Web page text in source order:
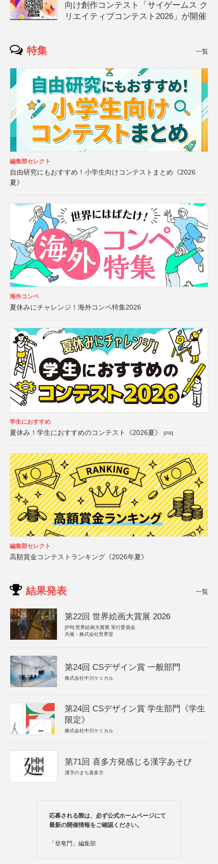
向け創作コンテスト「サイゲームス ク
リエイティブコンテスト2026」が開催
特集 一覧
編集部セレクト
自由研究にもおすすめ！小学生向けコンテストまとめ《2026
夏》
海外コンペ
夏休みにチャレンジ！海外コンペ特集2026
学生におすすめ
夏休み！学生におすすめのコンテスト《2026夏》 [PR]
編集部セレクト
高額賞金コンテストランキング《2026年夏》
結果発表 一覧
第22回 世界絵画大賞展 2026
[PR] 世界絵画大賞展 実行委員会
共催：株式会社世界堂
第24回 CSデザイン賞 一般部門
株式会社中川ケミカル
第24回 CSデザイン賞 学生部門《学生
限定》
株式会社中川ケミカル
第71回 喜多方発感じる漢字あそび
漢字のまち喜多方
応募される際は、必ず公式ホームページにて
最新の開催情報をご確認ください。
「登竜門」編集部